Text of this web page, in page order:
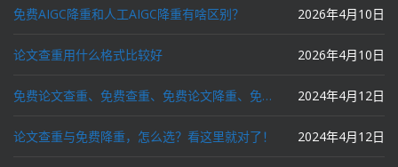
免费AIGC降重和人工AIGC降重有啥区别？ 2026年4月10日
论文查重用什么格式比较好 2026年4月10日
免费论文查重、免费查重、免费论文降重、免费降重、智能降重、一键降重、降低AIGC写作率、AI写论文，这些名词你了解吗？ 2024年4月12日
论文查重与免费降重，怎么选？看这里就对了！ 2024年4月12日